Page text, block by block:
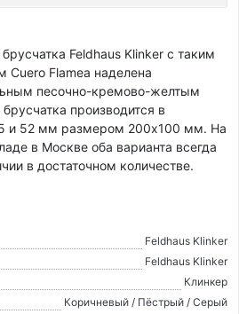
Feldhaus Klinker с таким
Cuero Flamea наделена
песочно-кремово-желтым
производится в
и 52 мм размером 200х100 мм. На
в Москве оба варианта всегда
в достаточном количестве.
Feldhaus Klinker
Feldhaus Klinker
Клинкер
Коричневый / Пёстрый / Серый